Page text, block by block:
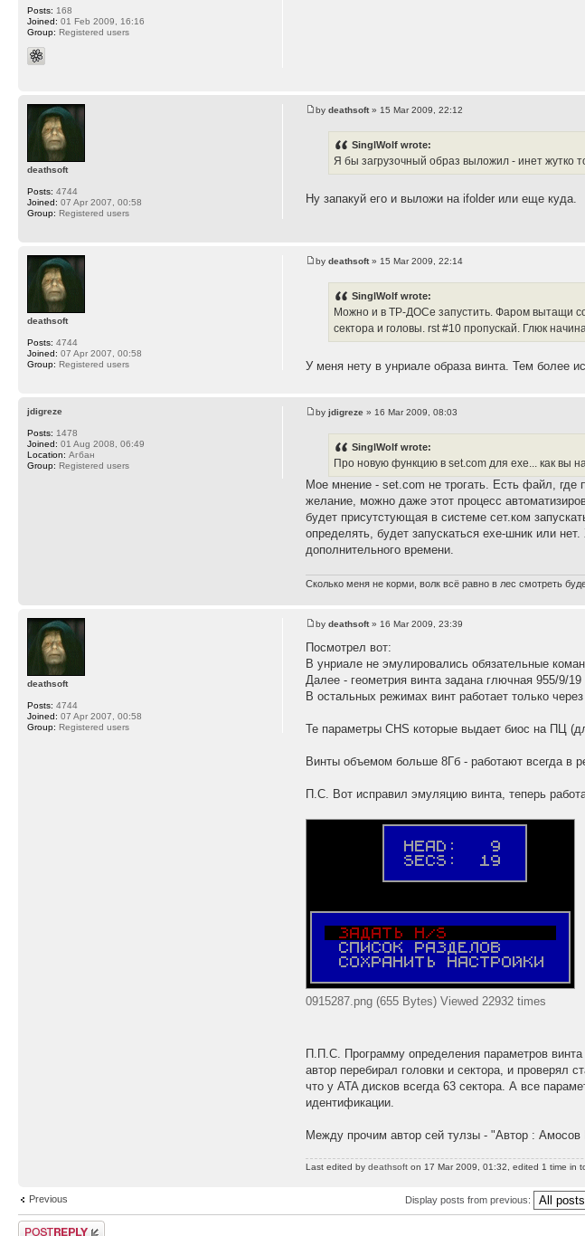
Posts: 168
Joined: 01 Feb 2009, 16:16
Group: Registered users
bydeathsoft» 15 Mar 2009, 22:12
SinglWolf wrote:
Я бы загрузочный образ выложил - инет жутко
Ну запакуй его и выложи на ifolder или еще куда.
deathsoft
Posts: 4744
Joined: 07 Apr 2007, 00:58
Group: Registered users
bydeathsoft» 15 Mar 2009, 22:14
SinglWolf wrote:
Можно и в ТР-ДОСе запустить. Фаром вытащи
сектора и головы. rst #10 пропускай. Глюк
У меня нету в унриале образа винта. Тем более
deathsoft
Posts: 4744
Joined: 07 Apr 2007, 00:58
Group: Registered users
byjdigreze » 16 Mar 2009, 08:03
SinglWolf wrote:
Про новую функцию в set.com для exe... как вы
Мое мнение - set.com не трогать. Есть файл, где
желание, можно даже этот процесс
будет присутстующая в системе сет.ком
определять, будет запускаться ехе-шник или
дополнительного времени.
Сколько меня не корми, волк всё равно в лес смотреть
jdigreze
Posts: 1478
Joined: 01 Aug 2008, 06:49
Location: Агбан
Group: Registered users
bydeathsoft» 16 Mar 2009, 23:39
Посмотрел вот:
В унриале не эмулировались обязательные
Далее - геометрия винта задана глючная 955/9/
В остальных режимах винт работает только
Те параметры CHS которые выдает биос на ПЦ
Винты объемом больше 8Гб - работают всегда в
П.С. Вот исправил эмуляцию винта, теперь
0915287.png (655 Bytes) Viewed 22932 times
П.П.С. Программу определения параметров винта
автор перебирал головки и сектора, и проверял
что у ATA дисков всегда 63 сектора. А все
идентификации.
Между прочим автор сей тулзы - "Автор :
Last edited bydeathsoft on 17 Mar 2009, 01:32, edited 1 time in
deathsoft
Posts: 4744
Joined: 07 Apr 2007, 00:58
Group: Registered users
Previous Display posts from previous:
Post a reply